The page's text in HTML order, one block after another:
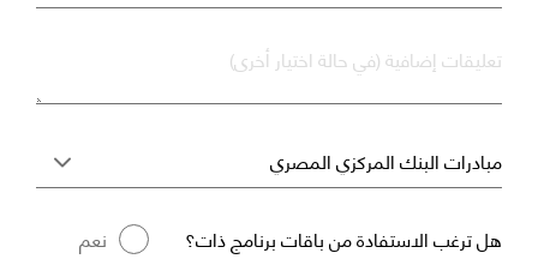
تعليقات إضافية (في حالة اختيار أخرى)
هل ترغب الاستفادة من باقات برنامج ذات؟
نعم